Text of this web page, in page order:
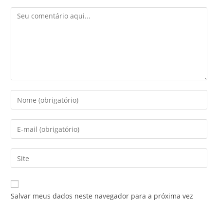
Comentário
Digite
seu
nome
ou
de
usuário
para
comentar
Digite
seu
endereço
de
mail
para
Digite
o
URL
do
Salvar meus dados neste navegador para a próxima vez